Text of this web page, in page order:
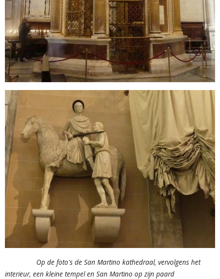
Op de foto's de San Martino kathedraal, vervolgens het
interieur, een kleine tempel en San Martino op zijn paard